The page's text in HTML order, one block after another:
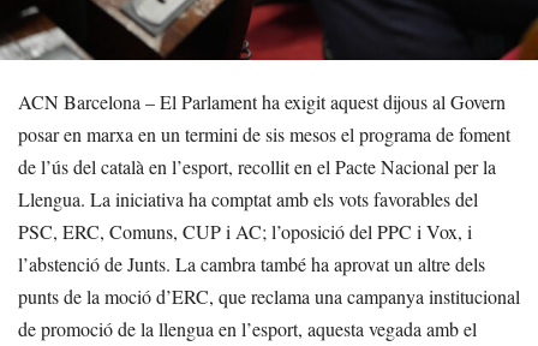
ACN Barcelona – El Parlament ha exigit aquest dijous al Govern
posar en marxa en un termini de sis mesos el programa de foment
de l’ús del català en l’esport, recollit en el Pacte Nacional per la
Llengua. La iniciativa ha comptat amb els vots favorables del
PSC, ERC, Comuns, CUP i AC; l’oposició del PPC i Vox, i
l’abstenció de Junts. La cambra també ha aprovat un altre dels
punts de la moció d’ERC, que reclama una campanya institucional
de promoció de la llengua en l’esport, aquesta vegada amb el